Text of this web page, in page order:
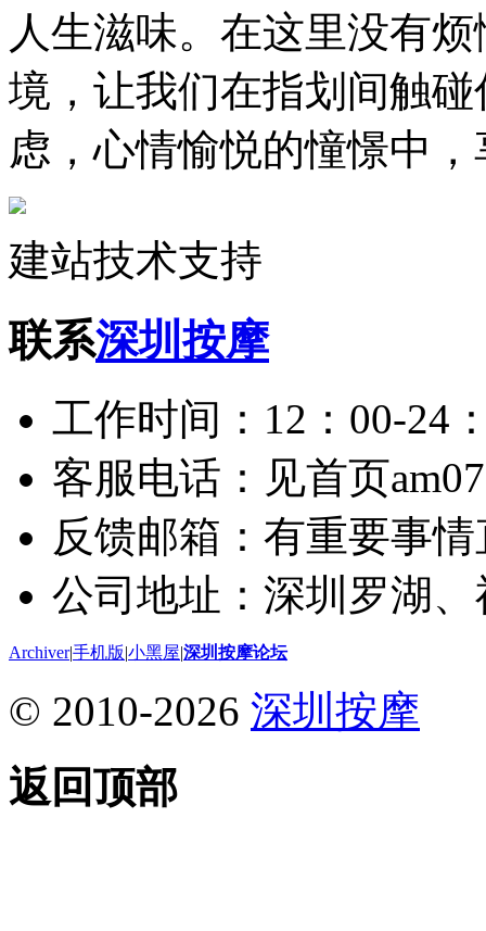
人生滋味。在这里没有
境，让我们在指划间触
虑，心情愉悦的憧憬中
建站技术支持
联系深圳按摩
工作时间：12：00-24
客服电话：见首页
反馈邮箱：有重要事
公司地址：深圳罗湖
Archiver|手机版|小黑屋|深圳按摩论坛
© 2010-2026 深圳按摩
返回顶部